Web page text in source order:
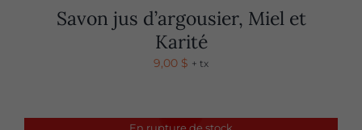
Savon jus d’argousier, Miel et
Karité
9,00 $ + tx